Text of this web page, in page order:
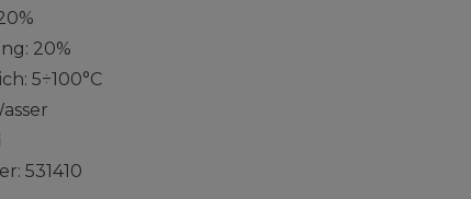
20%
5÷100°C
531410